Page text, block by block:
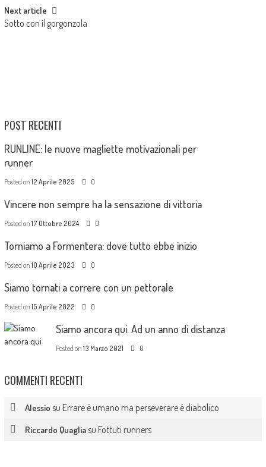
Next article
Sotto con il gorgonzola
POST RECENTI
RUNLINE: le nuove magliette motivazionali per
runner
Posted on 12 Aprile 2025 0
Vincere non sempre ha la sensazione di vittoria
Posted on 17 Ottobre 2024 0
Torniamo a Formentera: dove tutto ebbe inizio
Posted on 10 Aprile 2023 0
Siamo tornati a correre con un pettorale
Posted on 15 Aprile 2022 0
Siamo ancora qui. Ad un anno di distanza
Posted on 13 Marzo 2021 0
COMMENTI RECENTI
Alessio su Errare è umano ma perseverare è diabolico
Riccardo Quagliasu Fottuti runners